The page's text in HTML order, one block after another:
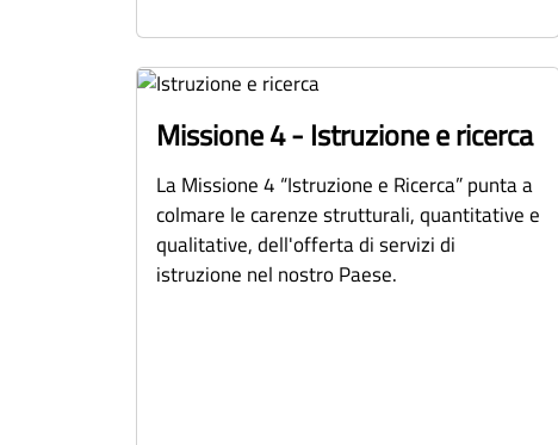
Missione 4 - Istruzione e ricerca
La Missione 4 “Istruzione e Ricerca” punta a
colmare le carenze strutturali, quantitative e
qualitative, dell'offerta di servizi di
istruzione nel nostro Paese.